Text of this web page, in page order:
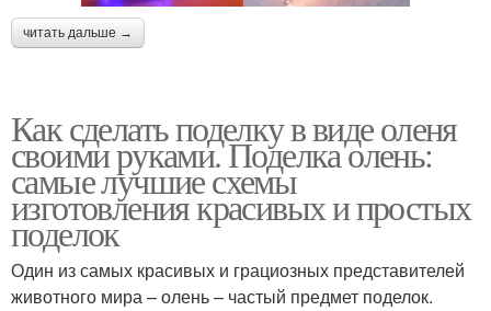
читать дальше →
Как сделать поделку в виде оленя
своими руками. Поделка олень:
самые лучшие схемы
изготовления красивых и простых
поделок
Один из самых красивых и грациозных представителей
животного мира – олень – частый предмет поделок.